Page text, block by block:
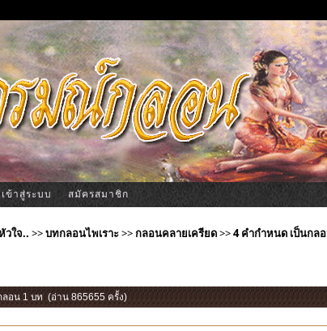
เข้าสู่ระบบ สมัครสมาชิก
วใจ.. >>บทกลอนไพเราะ>>กลอนคลายเครียด>>4 คำกำหนด เป็นกล
อน 1 บท (อ่าน 865655 ครั้ง)